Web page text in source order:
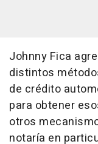
Johnny Fica
distintos
de crédito
para obtener
otros
notaría en